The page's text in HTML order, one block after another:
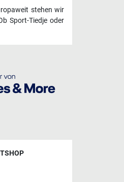
stehen wir
Sport-Tiedje oder